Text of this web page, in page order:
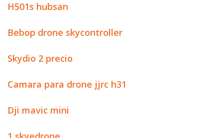
H501s hubsan
Bebop drone skycontroller
Skydio 2 precio
Camara para drone jjrc h31
Dji mavic mini